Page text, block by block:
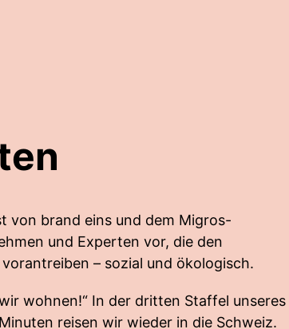
von brand eins und dem Migros-
und Experten vor, die den
– sozial und ökologisch.
wohnen!“ In der dritten Staffel unseres
reisen wir wieder in die Schweiz.